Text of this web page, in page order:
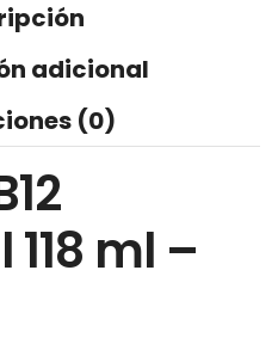
adicional
(0)
ml –